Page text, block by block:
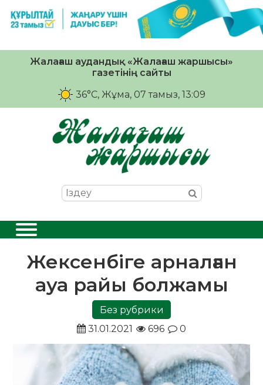
Жалағаш аудандық «Жалағаш жаршысы»
газетінің сайты
36°C, Жұма, 07 тамыз, 13:09
Жексенбіге арналған
ауа райы болжамы
Без рубрики
31.01.2021
696 0